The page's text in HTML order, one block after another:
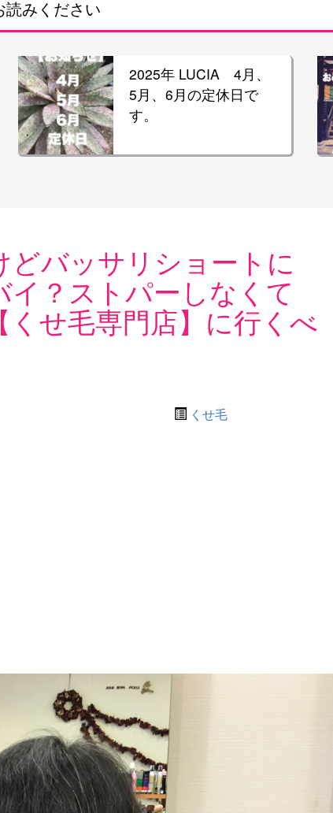
読みください
2025年 LUCIA 4月、
5月、6月の定休日で
す。
どバッサリショートに
？ストパーしなくて
せ毛専門店】に行くべ
くせ毛